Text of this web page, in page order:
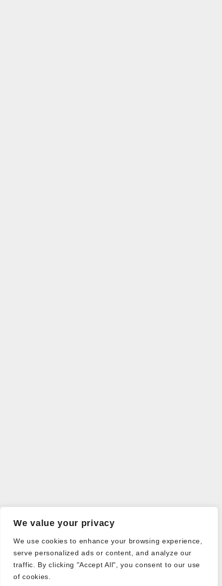
We value your privacy
We use cookies to enhance your browsing experience,
serve personalized ads or content, and analyze our
traffic. By clicking "Accept All", you consent to our use
of cookies.